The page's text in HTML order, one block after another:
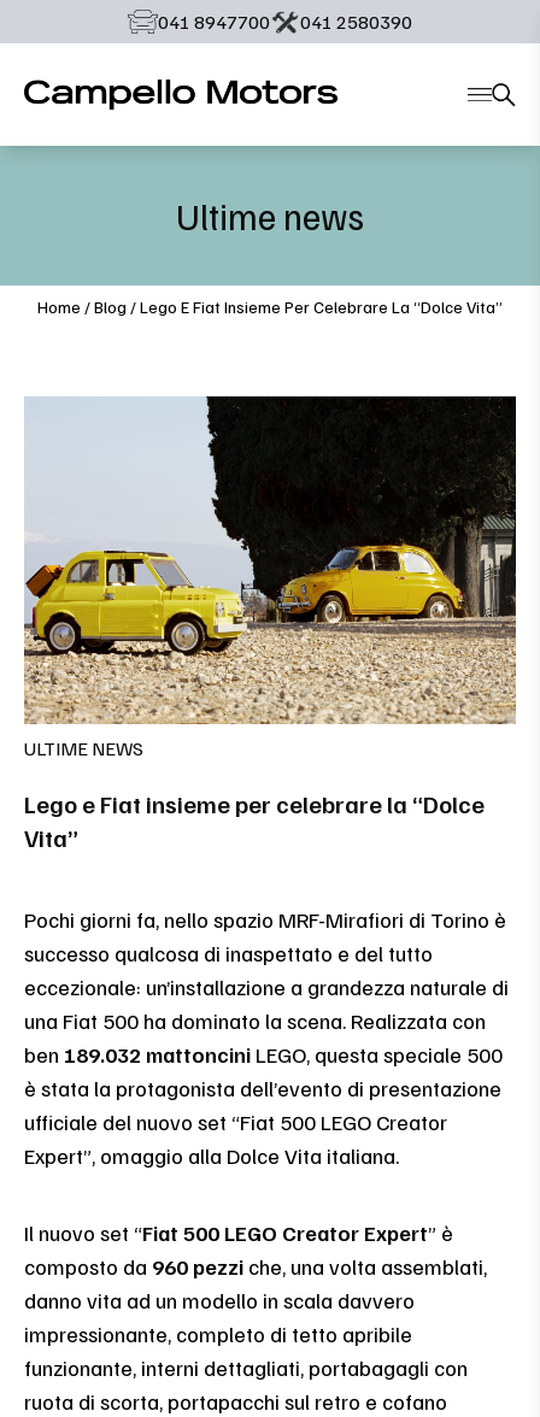
‭041 8947700‬ ‭041 2580390‬
Ultime news
Home /Blog /Lego E Fiat Insieme Per Celebrare La “Dolce Vita”
ULTIME NEWS
Lego e Fiat insieme per celebrare la “Dolce
Vita”
Pochi giorni fa, nello spazio MRF-Mirafiori di Torino è
successo qualcosa di inaspettato e del tutto
eccezionale: un’installazione a grandezza naturale di
una Fiat 500 ha dominato la scena. Realizzata con
ben 189.032 mattoncini LEGO, questa speciale 500
è stata la protagonista dell’evento di presentazione
ufficiale del nuovo set “Fiat 500 LEGO Creator
Expert”, omaggio alla Dolce Vita italiana.
Il nuovo set “Fiat 500 LEGO Creator Expert” è
composto da 960 pezzi che, una volta assemblati,
danno vita ad un modello in scala davvero
impressionante, completo di tetto apribile
funzionante, interni dettagliati, portabagagli con
ruota di scorta, portapacchi sul retro e cofano